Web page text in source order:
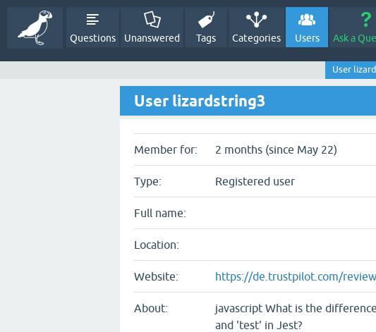
Questions Unanswered Tags Categories Users Ask a
User
User lizardstring3
Member for: 2 months (since May 22)
Type: Registered user
Full name:
Location:
Website: https://de.trustpilot.com/
About:
javascript What is the
and 'test' in Jest?